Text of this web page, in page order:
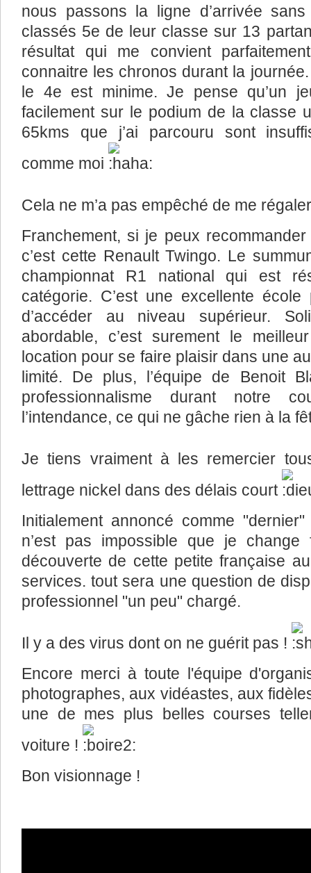
nous passons la ligne d’arrivée
classés 5e de leur classe sur 13
résultat qui me convient
connaitre les chronos durant la
le 4e est minime. Je pense qu’un
facilement sur le podium de la classe
65kms que j’ai parcouru sont
comme moi
Cela ne m’a pas empêché de me
Franchement, si je peux
c’est cette Renault Twingo. Le
championnat R1 national qui est
catégorie. C’est une excellente école
d’accéder au niveau supérieur.
abordable, c’est surement le
location pour se faire plaisir dans une
limité. De plus, l’équipe de Benoit
professionnalisme durant notre
l’intendance, ce qui ne gâche rien à la
Je tiens vraiment à les remercier
lettrage nickel dans des délais court
Initialement annoncé comme
n’est pas impossible que je change
découverte de cette petite française
services. tout sera une question de
professionnel "un peu" chargé.
Il y a des virus dont on ne guérit pas !
Encore merci à toute l'équipe
photographes, aux vidéastes, aux
une de mes plus belles courses
voiture !
Bon visionnage !